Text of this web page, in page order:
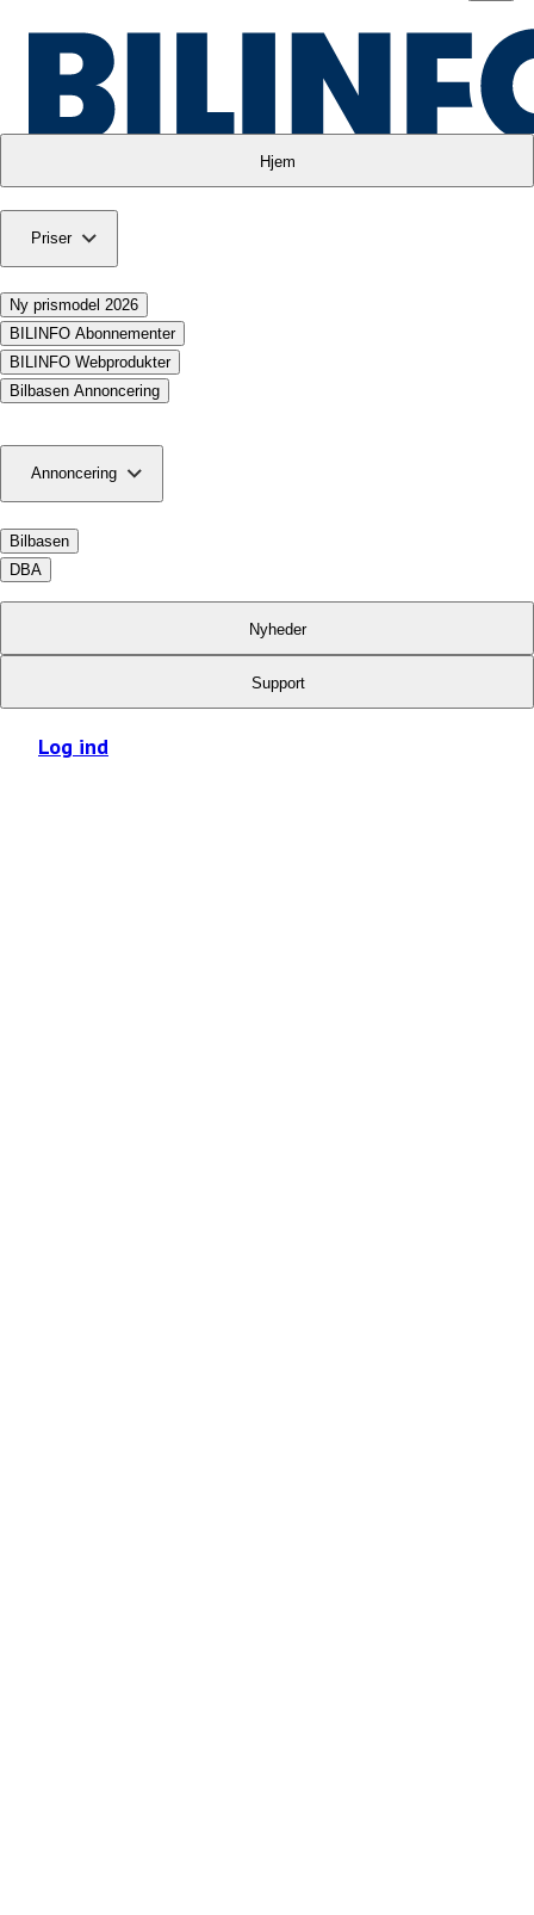
Hjem
Priser
Ny prismodel 2026
BILINFO Abonnementer
BILINFO Webprodukter
Bilbasen Annoncering
Annoncering
Bilbasen
DBA
Nyheder
Support
Log ind